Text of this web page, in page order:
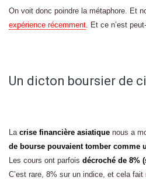
On voit donc poindre la métaphore. Et
expérience récemment. Et ce n’est
Un dicton boursier de
La crise financière asiatique nous a
de bourse pouvaient tomber comme
Les cours ont parfois décroché de 8%
C’est rare, 8% sur un indice, et cela fait